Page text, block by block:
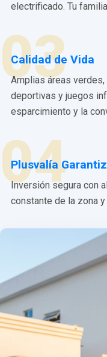
electrificado. Tu
03
Calidad de Vida
Amplias áreas
deportivas y juegos
esparcimiento y la
04
Plusvalía
Inversión segura con
constante de la zona